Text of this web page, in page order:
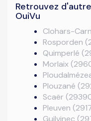
Retrouvez
OuiVu
Clohars-
Rosporden
Quimperlé
Morlaix
Plouzané
Scaër
Pleuven
Guilvinec